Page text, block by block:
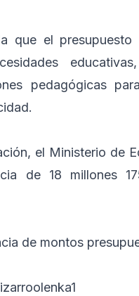
que el
pedagógicas
el Ministerio de
de 18 millones
de montos